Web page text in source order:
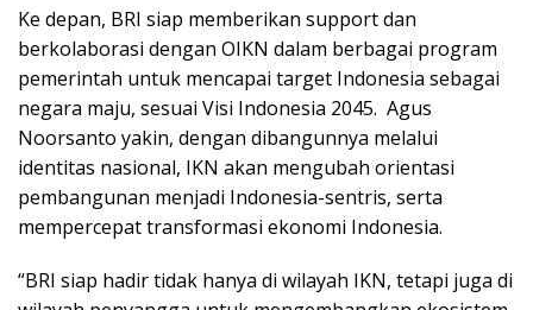
Ke depan, BRI siap memberikan support dan
berkolaborasi dengan OIKN dalam berbagai program
pemerintah untuk mencapai target Indonesia sebagai
negara maju, sesuai Visi Indonesia 2045. Agus
Noorsanto yakin, dengan dibangunnya melalui
identitas nasional, IKN akan mengubah orientasi
pembangunan menjadi Indonesia-sentris, serta
mempercepat transformasi ekonomi Indonesia.
“BRI siap hadir tidak hanya di wilayah IKN, tetapi juga di